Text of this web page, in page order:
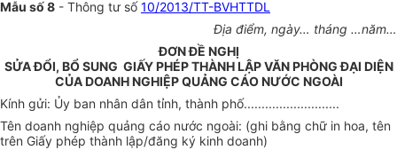
Mẫu số 8 - Thông tư số10/2013/TT-BVHTTDL
Địa điểm, ngày… tháng …năm…
ĐƠN ĐỀ NGHỊ
SỬA ĐỔI, BỔ SUNG GIẤY PHÉP THÀNH LẬP VĂN PHÒNG ĐẠI DIỆN
CỦA DOANH NGHIỆP QUẢNG CÁO NƯỚC NGOÀI
Kính gửi: Ủy ban nhân dân tỉnh, thành phố...........................
Tên doanh nghiệp quảng cáo nước ngoài: (ghi bằng chữ in hoa, tên
trên Giấy phép thành lập/đăng ký kinh doanh)